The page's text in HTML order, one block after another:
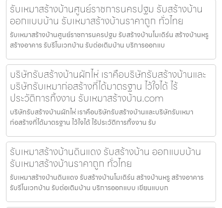
รับเหมาสร้างบ้านศูนย์ราชการนครปฐม รับสร้างบ้าน
ออกแบบบ้าน รับเหมาสร้างบ้านราคาถูก ทั่วไทย
รับเหมาสร้างบ้านศูนย์ราชการนครปฐม รับสร้างบ้านโมเดิร์น สร้างบ้านหรู
สร้างอาคาร รับรีโนเวทบ้าน รับต่อเติมบ้าน บริการออกแบ
บริษัทรับสร้างบ้านผักไห่ เราคือบริษัทรับสร้างบ้านและ
บริษัทรับเหมาก่อสร้างที่ได้มาตรฐาน ไว้ใจได้ ไร้
ประวัติการทิ้งงาน รับเหมาสร้างบ้าน.com
บริษัทรับสร้างบ้านผักไห่ เราคือบริษัทรับสร้างบ้านและบริษัทรับเหมา
ก่อสร้างที่ได้มาตรฐาน ไว้ใจได้ ไร้ประวัติการทิ้งงาน รับ
รับเหมาสร้างบ้านดินแดง รับสร้างบ้าน ออกแบบบ้าน
รับเหมาสร้างบ้านราคาถูก ทั่วไทย
รับเหมาสร้างบ้านดินแดง รับสร้างบ้านโมเดิร์น สร้างบ้านหรู สร้างอาคาร
รับรีโนเวทบ้าน รับต่อเติมบ้าน บริการออกแบบ เขียนแบบก